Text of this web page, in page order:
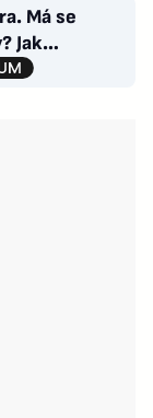
Má se
Jak